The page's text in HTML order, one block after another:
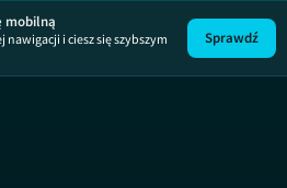
Jak to
mobilną
nawigacji i ciesz się szybszym
Sprawdź